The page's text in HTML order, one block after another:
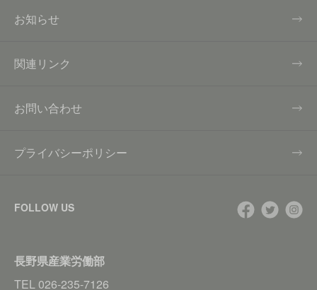
お知らせ
関連リンク
お問い合わせ
プライバシーポリシー
FOLLOW US
長野県産業労働部
TEL 026-235-7126